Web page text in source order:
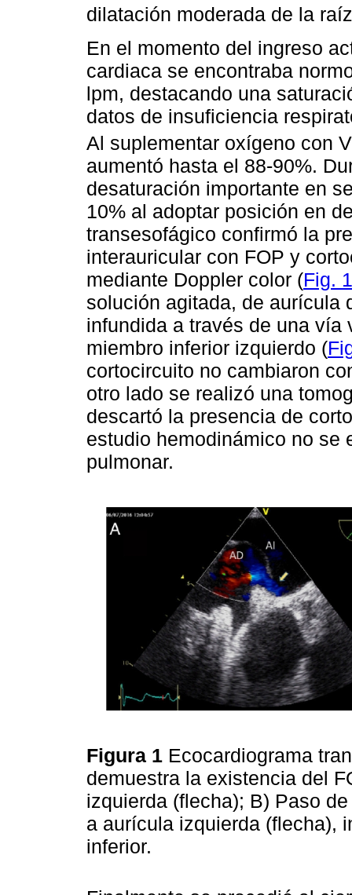
dilatación moderada de la
En el momento del ingreso
cardiaca se encontraba
lpm, destacando una
datos de insuficiencia
Al suplementar oxígeno con
aumentó hasta el 88-90%.
desaturación importante en
10% al adoptar posición en
transesofágico confirmó la
interauricular con FOP y
mediante Doppler color (Fig.
solución agitada, de aurícula
infundida a través de una
miembro inferior izquierdo (
cortocircuito no cambiaron
otro lado se realizó una
descartó la presencia de
estudio hemodinámico no se
pulmonar.
Figura 1 Ecocardiograma
demuestra la existencia del
izquierda (flecha); B) Paso
a aurícula izquierda (flecha),
inferior.